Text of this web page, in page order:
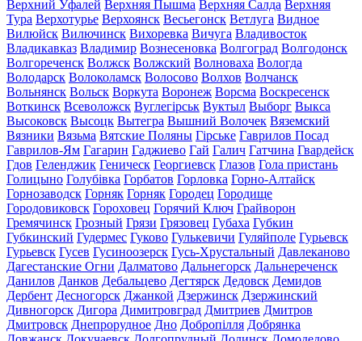
Верхний Уфалей Верхняя Пышма Верхняя Салда Верхняя
Тура Верхотурье Верхоянск Весьегонск Ветлуга Видное
Вилюйск Вилючинск Вихоревка Вичуга Владивосток
Владикавказ Владимир Вознесеновка Волгоград Волгодонск
Волгореченск Волжск Волжский Волноваха Вологда
Володарск Волоколамск Волосово Волхов Волчанск
Вольнянск Вольск Воркута Воронеж Ворсма Воскресенск
Воткинск Всеволожск Вуглегірськ Вуктыл Выборг Выкса
Высоковск Высоцк Вытегра Вышний Волочек Вяземский
Вязники Вязьма Вятские Поляны Гірське Гаврилов Посад
Гаврилов-Ям Гагарин Гаджиево Гай Галич Гатчина Гвардейск
Гдов Геленджик Геническ Георгиевск Глазов Гола пристань
Голицыно Голубівка Горбатов Горловка Горно-Алтайск
Горнозаводск Горняк Горняк Городец Городище
Городовиковск Гороховец Горячий Ключ Грайворон
Гремячинск Грозный Грязи Грязовец Губаха Губкин
Губкинский Гудермес Гуково Гулькевичи Гуляйполе Гурьевск
Гурьевск Гусев Гусиноозерск Гусь-Хрустальный Давлеканово
Дагестанские Огни Далматово Дальнегорск Дальнереченск
Данилов Данков Дебальцево Дегтярск Дедовск Демидов
Дербент Десногорск Джанкой Дзержинск Дзержинский
Дивногорск Дигора Димитровград Дмитриев Дмитров
Дмитровск Днепрорудное Дно Добропілля Добрянка